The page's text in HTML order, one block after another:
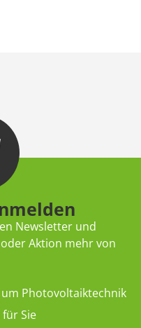
Newsletter und
Aktion mehr von
Photovoltaiktechnik
Sie